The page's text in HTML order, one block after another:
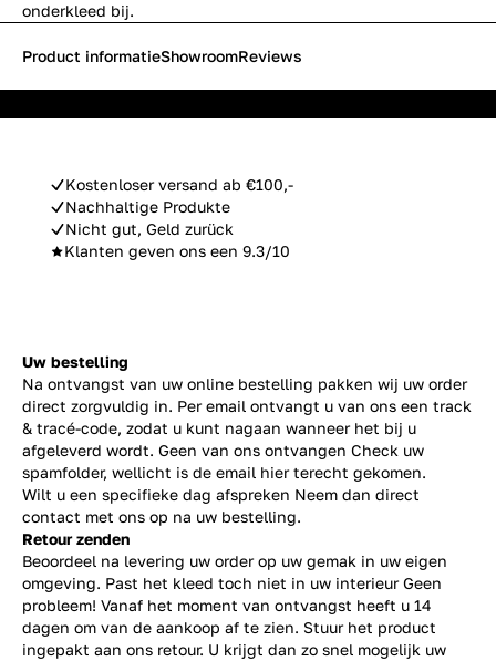
onderkleed bij.
Kostenloser versand ab €100,-
Nachhaltige Produkte
Nicht gut, Geld zurück
Klanten geven ons een 9.3/10
Product informatieShowroomReviews
Uw bestelling
Na ontvangst van uw online bestelling pakken wij uw order
direct zorgvuldig in. Per email ontvangt u van ons een track
& tracé-code, zodat u kunt nagaan wanneer het bij u
afgeleverd wordt. Geen van ons ontvangen Check uw
spamfolder, wellicht is de email hier terecht gekomen.
Wilt u een specifieke dag afspreken Neem dan direct
contact met ons op na uw bestelling.
Retour zenden
Beoordeel na levering uw order op uw gemak in uw eigen
omgeving. Past het kleed toch niet in uw interieur Geen
probleem! Vanaf het moment van ontvangst heeft u 14
dagen om van de aankoop af te zien. Stuur het product
ingepakt aan ons retour. U krijgt dan zo snel mogelijk uw